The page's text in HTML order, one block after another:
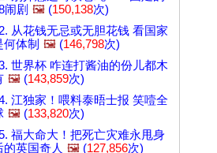
闹剧 🖼️ (150,138次)
从花钱无忌或无胆花钱 看国家
何体制 🖼️ (146,798次)
世界杯 咋连打酱油的份儿都木
🖼️ (143,859次)
江独家！喂料泰晤士报 笑噎全
🖼️ (133,820次)
福大命大！把死亡灾难永甩身
的英国奇人 🖼️ (127,856次)